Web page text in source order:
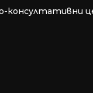
консултативни